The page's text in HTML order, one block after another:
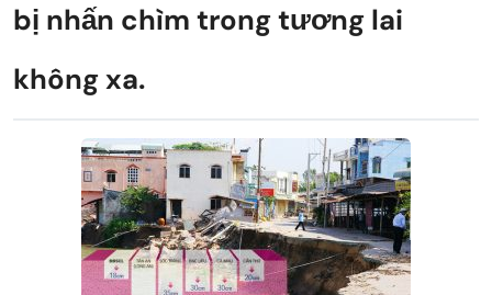
bị nhấn chìm trong tương lai
không xa.